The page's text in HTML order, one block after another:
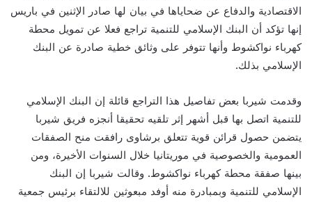
الاقتصادية والدفاع عن ضحاياها في بيان لها صادر الإثنين في باريس
إنها تؤكد أن البنك الإسلامي للتنمية تراجع فعلا عن تمويل محطة
كهرباء نواكشوط وأنها تتوفر على وثائق خطية صادرة عن البنك
الإسلامي بذلك.
وقدمت شيربا بعض تفاصيل هذا التراجع قائلة إن البنك الإسلامي
للتنمية اتصل بها قبل أشهر إثر تلقيه تحقيقا أنجزه فريق شيربا
يتضمن حصول قرائن قوية تتعلق برشاوى رافقت منح الصفقات
العمومية والخصوصية في موريتانيا خلال السنوات الأخيرة، ومن
بينها صفقة محطة كهرباء نواكشوط. وقالت شيربا إن البنك
الإسلامي للتنمية وبمبادرة منه أوفد مبعوثين للالتقاء برئيس جمعية